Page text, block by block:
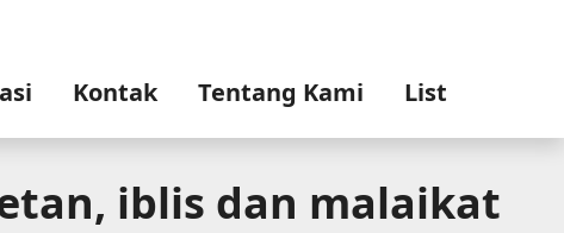
Kontak Tentang Kami List
iblis dan malaikat